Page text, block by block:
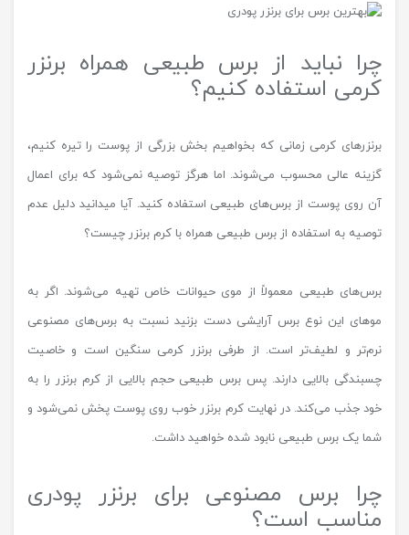
چرا نباید از برس طبیعی همراه برنزر
کرمی استفاده کنیم؟
برنزرهای کرمی زمانی که بخواهیم بخش بزرگی از پوست را تیره کنیم،
گزینه عالی محسوب می‌شوند. اما هرگز توصیه نمی‌شود که برای اعمال
آن روی پوست از برس‌های طبیعی استفاده کنید. آیا میدانید دلیل عدم
توصیه به استفاده از برس طبیعی همراه با کرم برنزر چیست؟
برس‌های طبیعی معمولاً از موی حیوانات خاص تهیه می‌شوند. اگر به
موهای این نوع برس آرایشی دست بزنید نسبت به برس‌های مصنوعی
نرم‌تر و لطیف‌تر است. از طرفی برنزر کرمی سنگین است و خاصیت
چسبندگی بالایی دارند. پس برس طبیعی حجم بالایی از کرم برنزر را به
خود جذب می‌کند. در نهایت کرم برنزر خوب روی پوست پخش نمی‌شود و
شما یک برس طبیعی نابود شده خواهید داشت.
چرا برس مصنوعی برای برنزر پودری
مناسب است؟